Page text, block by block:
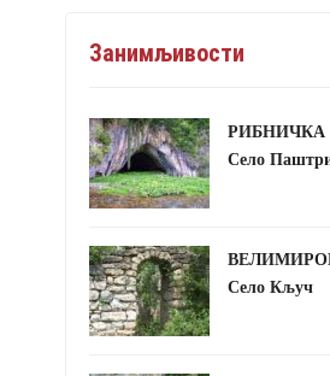
Занимљивости
РИБНИЧКА
Село
Село Кључ